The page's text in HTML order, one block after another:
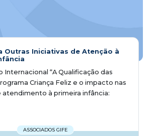
Outras Iniciativas de Atenção à
Internacional “A Qualificação das
Criança Feliz e o impacto nas
atendimento à primeira infância:
ASSOCIADOS GIFE